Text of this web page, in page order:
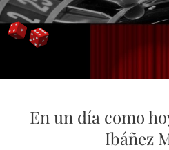
En un día como
Ibáñez